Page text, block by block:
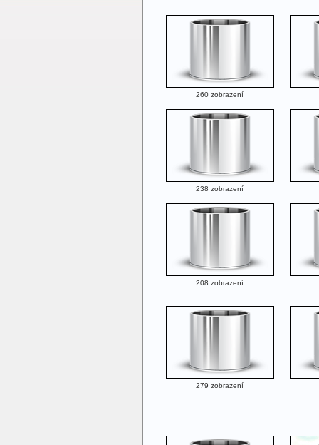
260 zobrazení
238 zobrazení
208 zobrazení
279 zobrazení